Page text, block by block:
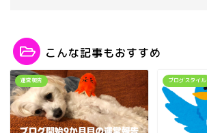
こんな記事もおすすめ
運営報告 ブログスタイル